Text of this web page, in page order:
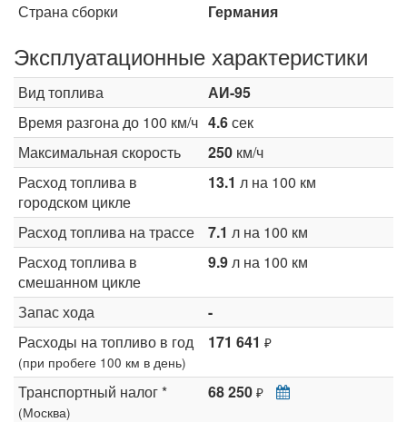
Страна сборки
Германия
Эксплуатационные характеристики
Вид топлива
АИ-95
Время разгона до 100 км/ч 4.6сек
Максимальная скорость
250 км/ч
Расход топлива в
городском цикле
13.1 л на 100 км
Расход топлива на трассе 7.1 л на 100 км
Расход топлива в
смешанном цикле
9.9л на 100 км
Запас хода
-
Расходы на топливо в год
(при пробеге 100 км в день)
171 641 ₽
Транспортный налог *
(Москва)
68 250 ₽